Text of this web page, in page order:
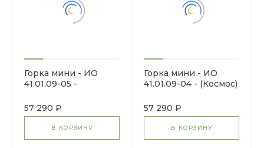
Горка мини - ИО
41.01.09-05 -
57 290 ₽
В КОРЗИНУ
Горка мини - ИО
41.01.09-04 - (Космос)
57 290 ₽
В КОРЗИНУ